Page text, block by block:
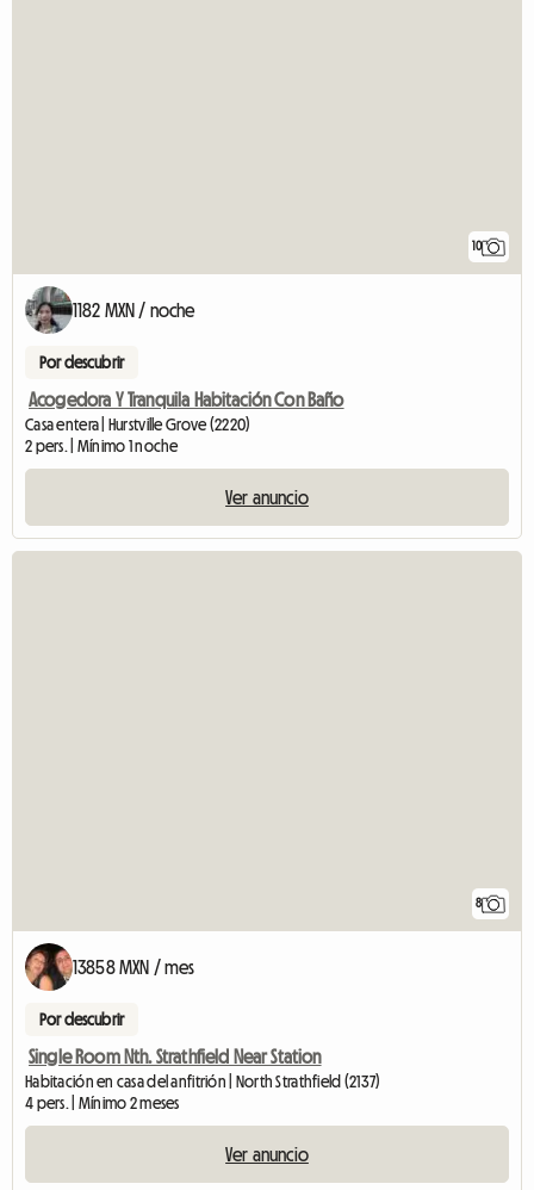
10
1182 MXN / noche
Por descubrir
Acogedora Y Tranquila Habitación Con Baño
Casa entera | Hurstville Grove (2220)
2 pers. | Mínimo 1 noche
Ver anuncio
8
13858 MXN / mes
Por descubrir
Single Room Nth. Strathfield Near Station
Habitación en casa del anfitrión | North Strathfield (2137)
4 pers. | Mínimo 2 meses
Ver anuncio